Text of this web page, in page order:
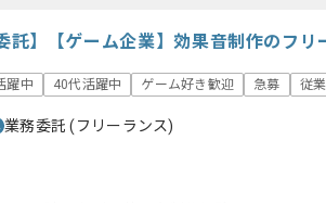
託】【ゲーム企業】効果音制作のフ
躍中 40代活躍中 ゲーム好き歓迎 急募 従
業務委託(フリーランス)